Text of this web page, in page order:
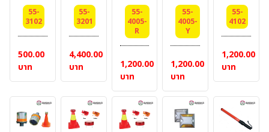
x
500
m. สี
: ขาว/
แดง
BESTSAFE
55-
3102
500.00
บาท
55-
3201
4,400.00
บาท
กรวย
โซล่า
เซลล์
ทรง
กลม
ใหญ่
สี
แดง
55-
4005-
R
1,200.00
บาท
กรวย
โซล่า
เซลล์
ทรง
กลม
ใหญ่
สี
เหลือง
55-
4005-
Y
1,200.00
บาท
3 นิ้ว
สำหรับ
ติด
กรวย
จราจร
(ราคา
ไม่
รวม
กรวย
55-
4102
1,200.00
บาท